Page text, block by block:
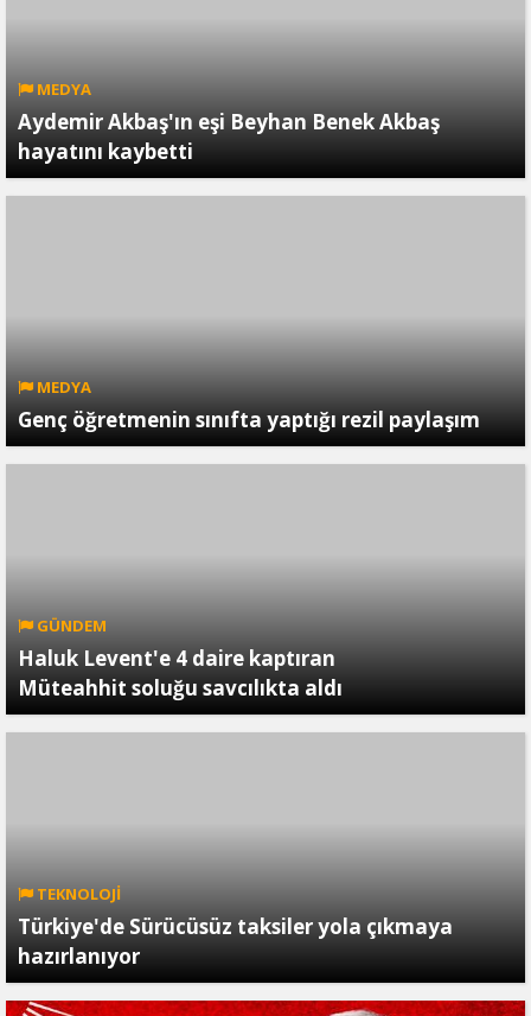
MEDYA
Aydemir Akbaş'ın eşi Beyhan Benek Akbaş
hayatını kaybetti
MEDYA
Genç öğretmenin sınıfta yaptığı rezil paylaşım
GÜNDEM
Haluk Levent'e 4 daire kaptıran
Müteahhit soluğu savcılıkta aldı
TEKNOLOJİ
Türkiye'de Sürücüsüz taksiler yola çıkmaya
hazırlanıyor